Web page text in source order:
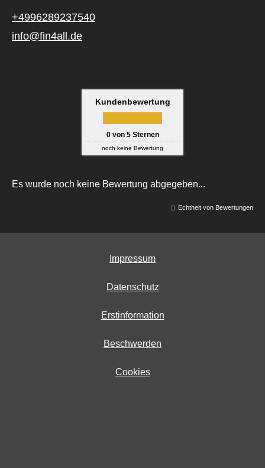
+4996289237540
info@fin4all.de
Kundenbewertung
0von 5Sternen
noch keine Bewertung
Es wurde noch keine Bewertung abgegeben...
Echtheit von Bewertungen
Impressum
Datenschutz
Erstinformation
Beschwerden
Cookies